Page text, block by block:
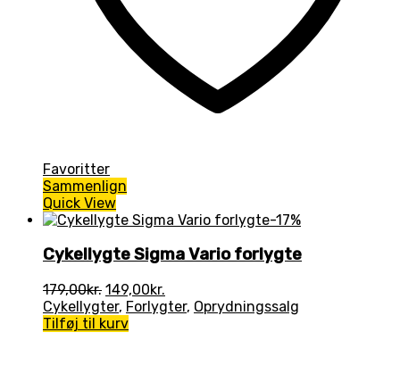
Favoritter
Sammenlign
Quick View
-17%
Cykellygte Sigma Vario forlygte
179,00kr. Den
oprindelige
pris
149,00kr.
aktuelle
Cykellygter, Forlygter, Oprydningssalg
Tilføj til kurv